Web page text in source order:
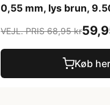
0,55 mm, lys brun,
VEJL. PRIS 68,95 kr
Køb her